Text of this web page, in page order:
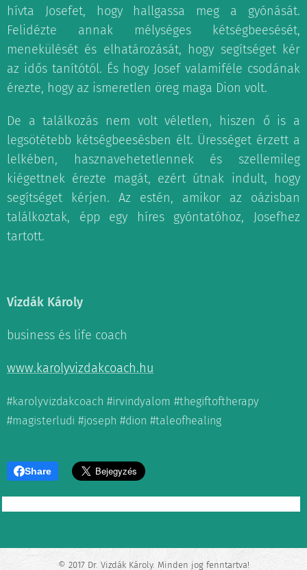
hívta Josefet, hogy hallgassa meg a gyónását.
Felidézte annak mélységes kétségbeesését,
menekülését és elhatározását, hogy segítséget kér
az idős tanítótól. És hogy Josef valamiféle csodának
érezte, hogy az ismeretlen öreg maga Dion volt.
De a találkozás nem volt véletlen, hiszen ő is a
legsötétebb kétségbeesésben élt. Ürességet érzett a
lelkében, hasznavehetetlennek és szellemileg
kiégettnek érezte magát, ezért útnak indult, hogy
segítséget kérjen. Az estén, amikor az oázisban
találkoztak, épp egy híres gyóntatóhoz, Josefhez
tartott.
Vizdák Károly
business és life coach
www.karolyvizdakcoach.hu
#karolyvizdakcoach #irvindyalom #thegiftoftherapy
#magisterludi #joseph #dion #taleofhealing
Share
© 2017 Dr. Vizdák Károly. Minden jog fenntartva!